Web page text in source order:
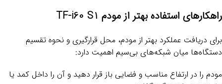
راهکارهای استفاده بهتر از مودم TF-i60 S1
برای دریافت عملکرد بهتر از مودم، محل قرارگیری و نحوه تقسیم
دستگاه‌ها میان شبکه‌های بی‌سیم اهمیت دارد:
مودم را در ارتفاع مناسب و فضایی باز قرار دهید و آن را داخل کمد یا